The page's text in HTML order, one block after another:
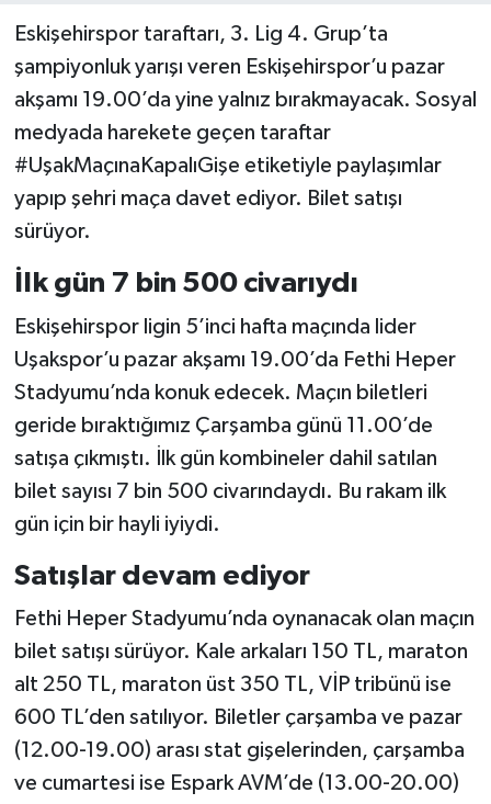
Eskişehirspor taraftarı, 3. Lig 4. Grup’ta
şampiyonluk yarışı veren Eskişehirspor’u pazar
akşamı 19.00’da yine yalnız bırakmayacak. Sosyal
medyada harekete geçen taraftar
#UşakMaçınaKapalıGişe etiketiyle paylaşımlar
yapıp şehri maça davet ediyor. Bilet satışı
sürüyor.
İlk gün 7 bin 500 civarıydı
Eskişehirspor ligin 5’inci hafta maçında lider
Uşakspor’u pazar akşamı 19.00’da Fethi Heper
Stadyumu’nda konuk edecek. Maçın biletleri
geride bıraktığımız Çarşamba günü 11.00’de
satışa çıkmıştı. İlk gün kombineler dahil satılan
bilet sayısı 7 bin 500 civarındaydı. Bu rakam ilk
gün için bir hayli iyiydi.
Satışlar devam ediyor
Fethi Heper Stadyumu’nda oynanacak olan maçın
bilet satışı sürüyor. Kale arkaları 150 TL, maraton
alt 250 TL, maraton üst 350 TL, VİP tribünü ise
600 TL’den satılıyor. Biletler çarşamba ve pazar
(12.00-19.00) arası stat gişelerinden, çarşamba
ve cumartesi ise Espark AVM’de (13.00-20.00)